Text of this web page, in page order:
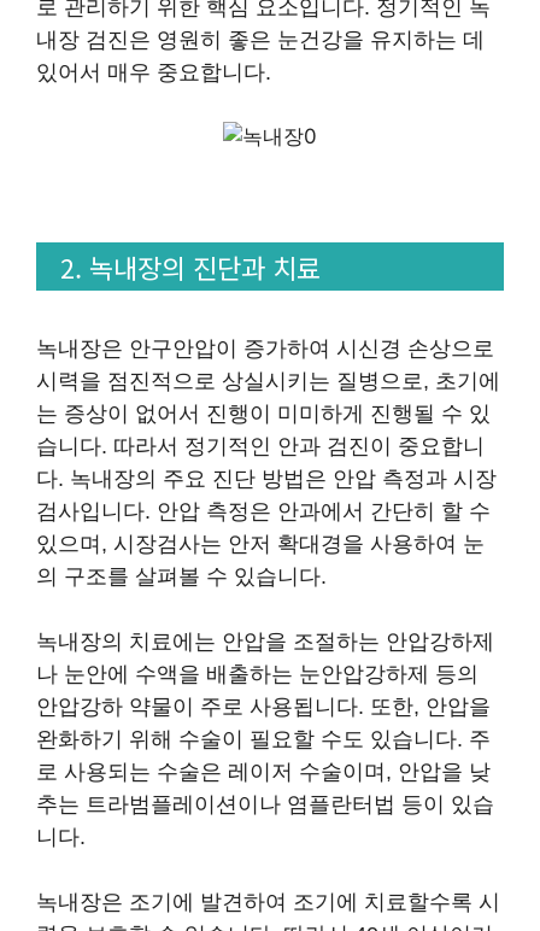
로 관리하기 위한 핵심 요소입니다. 정기적인 녹
내장 검진은 영원히 좋은 눈건강을 유지하는 데
있어서 매우 중요합니다.
2. 녹내장의 진단과 치료
녹내장은 안구안압이 증가하여 시신경 손상으로
시력을 점진적으로 상실시키는 질병으로, 초기에
는 증상이 없어서 진행이 미미하게 진행될 수 있
습니다. 따라서 정기적인 안과 검진이 중요합니
다. 녹내장의 주요 진단 방법은 안압 측정과 시장
검사입니다. 안압 측정은 안과에서 간단히 할 수
있으며, 시장검사는 안저 확대경을 사용하여 눈
의 구조를 살펴볼 수 있습니다.
녹내장의 치료에는 안압을 조절하는 안압강하제
나 눈안에 수액을 배출하는 눈안압강하제 등의
안압강하 약물이 주로 사용됩니다. 또한, 안압을
완화하기 위해 수술이 필요할 수도 있습니다. 주
로 사용되는 수술은 레이저 수술이며, 안압을 낮
추는 트라범플레이션이나 염플란터법 등이 있습
니다.
녹내장은 조기에 발견하여 조기에 치료할수록 시